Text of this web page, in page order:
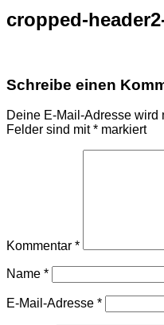
cropped-
Schreibe einen
Deine E-Mail-Adresse wird
Felder sind mit* markiert
Kommentar *
Name *
E-Mail-Adresse *